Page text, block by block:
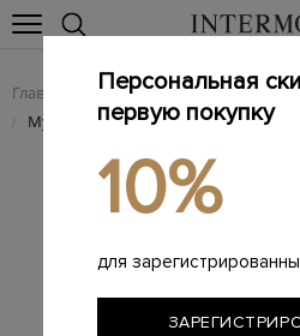
Главная Мужчинам / Одежда /
/ Мужские пиджаки
Персональная
первую покупку
10%
для